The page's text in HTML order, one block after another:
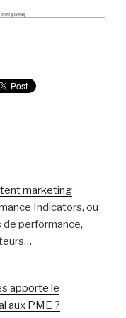
marketing
Indicators, ou
performance,
apporte le
aux PME ?